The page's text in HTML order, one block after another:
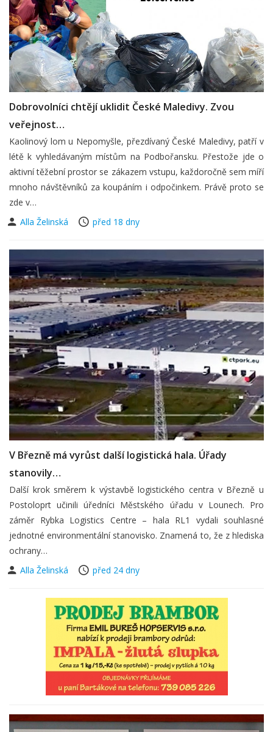
Dobrovolníci chtějí uklidit České Maledivy. Zvou
veřejnost…
Kaolinový lom u Nepomyšle, přezdívaný České Maledivy, patří v
létě k vyhledávaným místům na Podbořansku. Přestože jde o
aktivní těžební prostor se zákazem vstupu, každoročně sem míří
mnoho návštěvníků za koupáním i odpočinkem. Právě proto se
zde v…
Alla Želinská
před 18 dny
V Březně má vyrůst další logistická hala. Úřady
stanovily…
Další krok směrem k výstavbě logistického centra v Březně u
Postoloprt učinili úředníci Městského úřadu v Lounech. Pro
záměr Rybka Logistics Centre – hala RL1 vydali souhlasné
jednotné environmentální stanovisko. Znamená to, že z hlediska
ochrany…
Alla Želinská
před 24 dny